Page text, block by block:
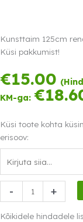
Kunsttaim 125cm
Küsi pakkumist!
€15.00 (Hind
KM-ga: €
Küsi toote kohta
erisoov:
-
125cm
kogus
+
Kõikidele hindadele